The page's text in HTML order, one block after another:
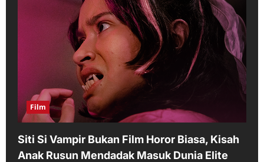
Film
Siti Si Vampir Bukan Film Horor Biasa, Kisah
Anak Rusun Mendadak Masuk Dunia Elite